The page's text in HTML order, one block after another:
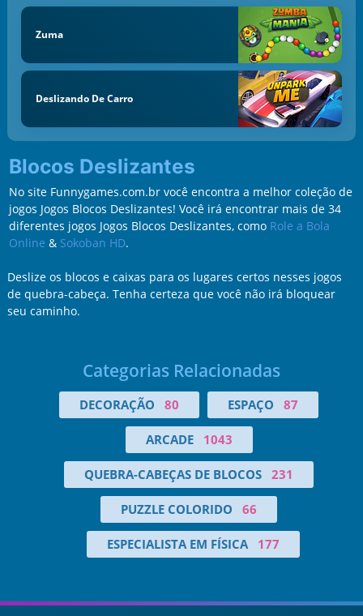
Zuma
Deslizando De Carro
Blocos Deslizantes
No site Funnygames.com.br você encontra a melhor coleção de
jogos Jogos Blocos Deslizantes! Você irá encontrar mais de 34
diferentes jogos Jogos Blocos Deslizantes, como Role a Bola
Online & Sokoban HD.
Deslize os blocos e caixas para os lugares certos nesses jogos
de quebra-cabeça. Tenha certeza que você não irá bloquear
seu caminho.
Categorias Relacionadas
DECORAÇÃO 80 ESPAÇO 87
ARCADE 1043
QUEBRA-CABEÇAS DE BLOCOS 231
PUZZLE COLORIDO 66
ESPECIALISTA EM FÍSICA 177